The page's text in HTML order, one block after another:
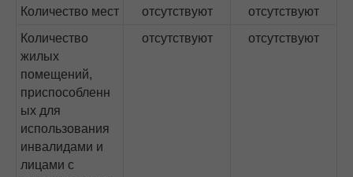
Количество мест отсутствуют
отсутствуют
Количество
жилых
помещений,
приспособленн
ых для
использования
инвалидами и
лицами с
отсутствуют отсутствуют